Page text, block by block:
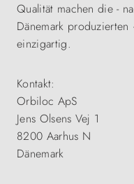
Qualität machen die -
Dänemark
einzigartig.
Kontakt:
Orbiloc ApS
Jens Olsens Vej 1
8200 Aarhus N
Dänemark